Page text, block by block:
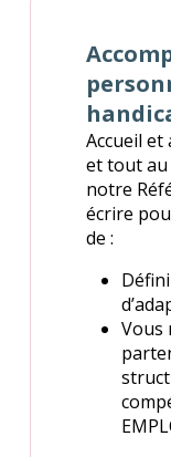
Accueil
et tout
notre
écrire
de :
Vous